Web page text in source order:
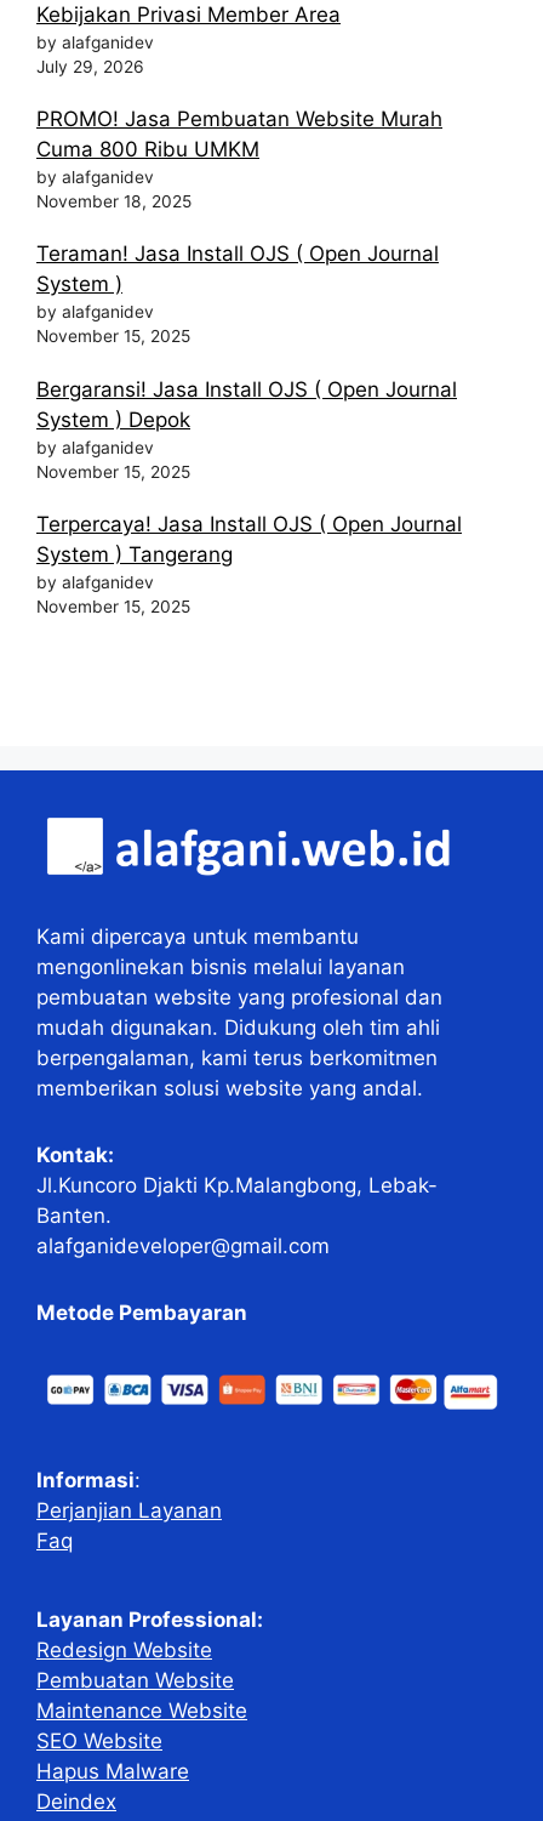
Kebijakan Privasi Member Area
by alafganidev
July 29, 2026
PROMO! Jasa Pembuatan Website Murah
Cuma 800 Ribu UMKM
by alafganidev
November 18, 2025
Teraman! Jasa Install OJS ( Open Journal
System )
by alafganidev
November 15, 2025
Bergaransi! Jasa Install OJS ( Open Journal
System ) Depok
by alafganidev
November 15, 2025
Terpercaya! Jasa Install OJS ( Open Journal
System ) Tangerang
by alafganidev
November 15, 2025
Kami dipercaya untuk membantu
mengonlinekan bisnis melalui layanan
pembuatan website yang profesional dan
mudah digunakan. Didukung oleh tim ahli
berpengalaman, kami terus berkomitmen
memberikan solusi website yang andal.
Kontak:
Jl.Kuncoro Djakti Kp.Malangbong, Lebak-
Banten.
alafganideveloper@gmail.com
Metode Pembayaran
Informasi:
Perjanjian Layanan
Faq
Layanan Professional:
Redesign Website
Pembuatan Website
Maintenance Website
SEO Website
Hapus Malware
Deindex